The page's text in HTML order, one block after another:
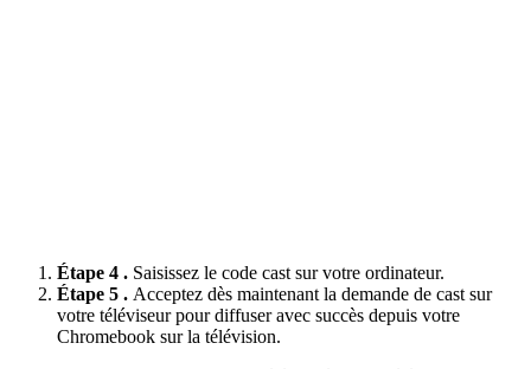
Étape 4 . Saisissez le code cast sur votre ordinateur.
Étape 5 . Acceptez dès maintenant la demande de cast sur
votre téléviseur pour diffuser avec succès depuis votre
Chromebook sur la télévision.